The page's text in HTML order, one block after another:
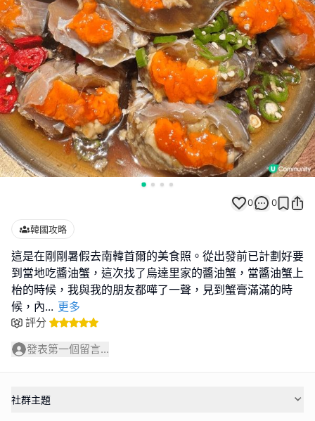
0 0
韓國攻略
這是在剛剛暑假去南韓首爾的美食照。從出發前已計劃好要
到當地吃醬油蟹，這次找了烏達里家的醬油蟹，當醬油蟹上
枱的時候，我與我的朋友都嘩了一聲，見到蟹膏滿滿的時
候，內... 更多
評分
發表第一個留言...
社群主題